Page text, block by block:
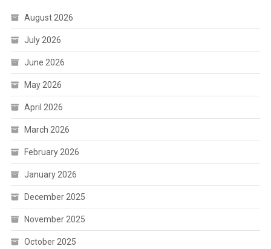
August 2026
July 2026
June 2026
May 2026
April 2026
March 2026
February 2026
January 2026
December 2025
November 2025
October 2025